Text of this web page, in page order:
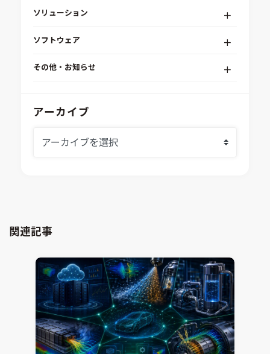
ソリューション
組込みソフトウェア開発プラットフォーム
システムシミュレーション
CAD連携・CAE業務支援
MBDプロセス構築コンサルティング
CAEエンジニアリングコンサルティング
音響設計
CAE分野におけるAIコンサルティング
システム構築と開発
ソフトウェア
modeFRONTIER
Ansys SCADE
Virtual Environment
CONVERGE
iconCFD
SIMULIA Abaqus Unified FEA
Simcenter Flotherm
Simcenter Flotherm XT
Ansys Electronics
その他・お知らせ
IDAJからのお知らせ
アーカイブ
関連記事